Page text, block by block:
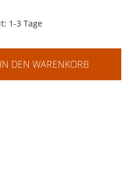
1-3 Tage
den gewünschten
IN DEN WARENKORB